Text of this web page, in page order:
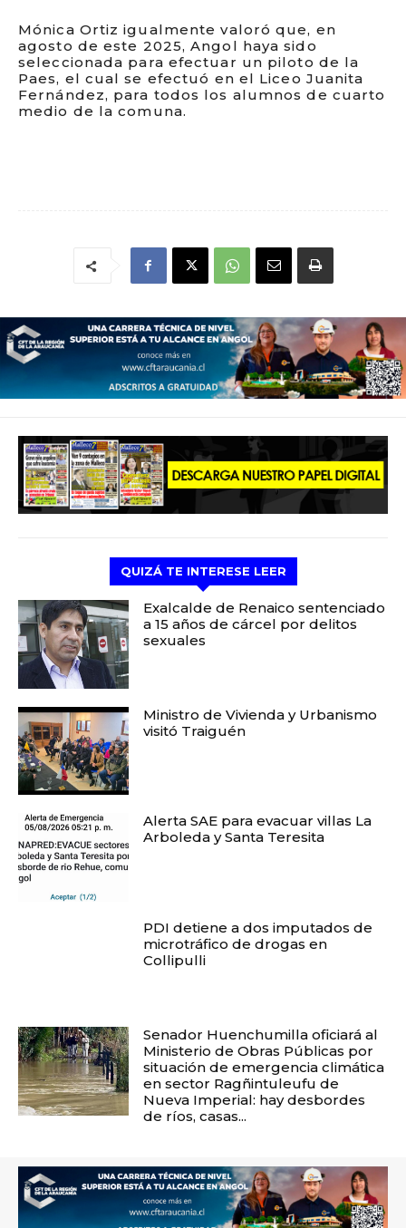
Mónica Ortiz igualmente valoró que, en
agosto de este 2025, Angol haya sido
seleccionada para efectuar un piloto de la
Paes, el cual se efectuó en el Liceo Juanita
Fernández, para todos los alumnos de cuarto
medio de la comuna.
QUIZÁ TE INTERESE LEER
Exalcalde de Renaico sentenciado
a 15 años de cárcel por delitos
sexuales
Ministro de Vivienda y Urbanismo
visitó Traiguén
Alerta SAE para evacuar villas La
Arboleda y Santa Teresita
PDI detiene a dos imputados de
microtráfico de drogas en
Collipulli
Senador Huenchumilla oficiará al
Ministerio de Obras Públicas por
situación de emergencia climática
en sector Ragñintuleufu de
Nueva Imperial: hay desbordes
de ríos, casas...